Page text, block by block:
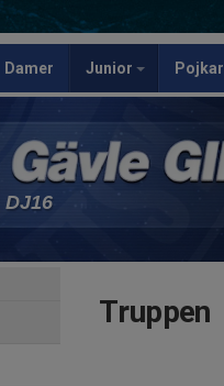
Damer Junior Pojkar
DJ16
Truppen